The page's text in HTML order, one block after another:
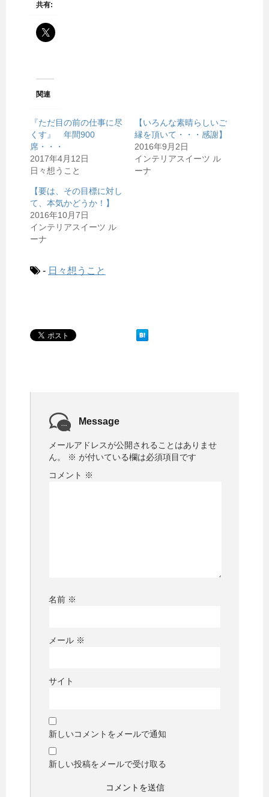
共有:
関連
『ただ目の前の仕事に尽
くす』 年間900
席・・・
2017年4月12日
日々想うこと
【いろんな素晴らしいご
縁を頂いて・・・感謝】
2016年9月2日
インテリアスイーツ ル
ーナ
【要は、その目標に対し
て、本気かどうか！】
2016年10月7日
インテリアスイーツ ル
ーナ
- 日々想うこと
Message
メールアドレスが公開されることはありませ
ん。
※ が付いている欄は必須項目です
コメント ※
名前 ※
メール ※
サイト
新しいコメントをメールで通知
新しい投稿をメールで受け取る